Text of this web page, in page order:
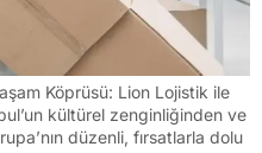
Köprüsü: Lion Lojistik ile
kültürel zenginliğinden ve
düzenli, fırsatlarla dolu